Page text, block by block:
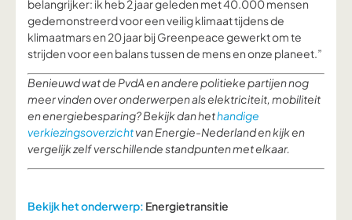
belangrijker: ik heb 2 jaar geleden met 40.000 mensen
gedemonstreerd voor een veilig klimaat tijdens de
klimaatmars en 20 jaar bij Greenpeace gewerkt om te
strijden voor een balans tussen de mens en onze planeet.”
Benieuwd wat de PvdA en andere politieke partijen nog
meer vinden over onderwerpen als elektriciteit, mobiliteit
en energiebesparing? Bekijk dan hethandige
verkiezingsoverzichtvan Energie-Nederland en kijk en
vergelijk zelf verschillende standpunten met elkaar.
Bekijk het onderwerp: Energietransitie